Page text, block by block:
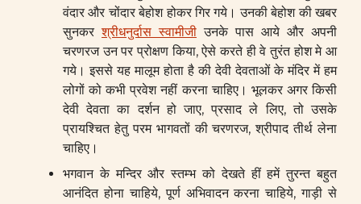
वंदार और चोंदार बेहोश होकर गिर गये। उनकी बेहोश की खबर
सुनकरश्रीधनुर्दास स्वामीजी उनके पास आये और अपनी
चरणरज उन पर प्रोक्षण किया, ऐसे करते ही वे तुरंत होश मे आ
गये। इससे यह मालूम होता है की देवी देवताओं के मंदिर में हम
लोगों को कभी प्रवेश नहीं करना चाहिए। भूलकर अगर किसी
देवी देवता का दर्शन हो जाए, प्रसाद ले लिए, तो उसके
प्रायश्चित हेतु परम भागवतों की चरणरज, श्रीपाद तीर्थ लेना
चाहिए।
भगवान के मन्दिर और स्तम्भ को देखते हीं हमें तुरन्त बहुत
आनंदित होना चाहिये, पूर्ण अभिवादन करना चाहिये, गाड़ी से